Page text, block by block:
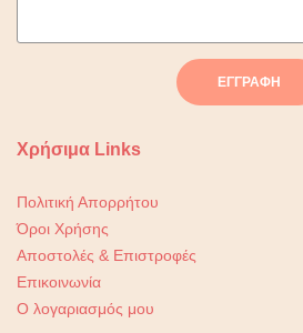
Χρήσιμα Links
Πολιτική Απορρήτου
Όροι Χρήσης
Αποστολές & Επιστροφές
Επικοινωνία
Ο λογαριασμός μου